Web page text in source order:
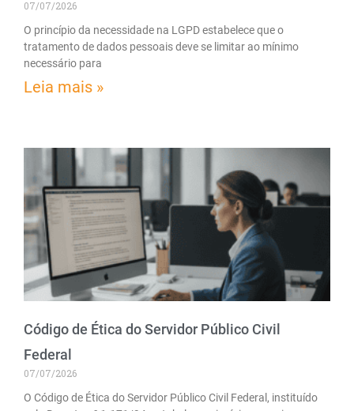
07/07/2026
O princípio da necessidade na LGPD estabelece que o
tratamento de dados pessoais deve se limitar ao mínimo
necessário para
Leia mais »
Código de Ética do Servidor Público Civil
Federal
07/07/2026
O Código de Ética do Servidor Público Civil Federal, instituído